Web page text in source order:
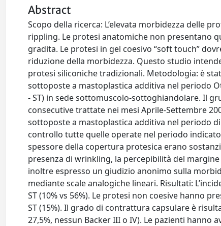
Abstract
Scopo della ricerca: L’elevata morbidezza delle
rippling. Le protesi anatomiche non presentano
gradita. Le protesi in gel coesivo “soft touch”
riduzione della morbidezza. Questo studio
protesi siliconiche tradizionali. Metodologia: è
sottoposte a mastoplastica additiva nel periodo
- ST) in sede sottomuscolo-sottoghiandolare. Il
consecutive trattate nei mesi Aprile-Settembre
sottoposte a mastoplastica additiva nel periodo
controllo tutte quelle operate nel periodo
spessore della copertura protesica erano
presenza di wrinkling, la percepibilità del
inoltre espresso un giudizio anonimo sulla
mediante scale analogiche lineari. Risultati:
ST (10% vs 56%). Le protesi non coesive hanno
ST (15%). Il grado di contrattura capsulare è
27,5%, nessun Backer III o IV). Le pazienti